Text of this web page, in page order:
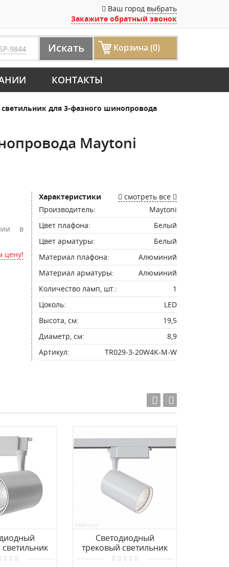
Ваш город выбрать
Закажите обратный звонок
9844 Искать Корзина (0)
КОНТАКТЫ
для 3-фазного шинопровода
Maytoni
в
цену!
Характеристики
смотреть все
Производитель:
Maytoni
Цвет плафона:
Белый
Цвет арматуры:
Белый
Материал плафона:
Алюминий
Материал арматуры:
Алюминий
Количество ламп, шт.:
1
Цоколь:
LED
Высота, см:
19,5
Диаметр, см:
8,9
Артикул:
TR029-3-20W4K-M-W
Светодиодный
трековый светильник
для 1фазного